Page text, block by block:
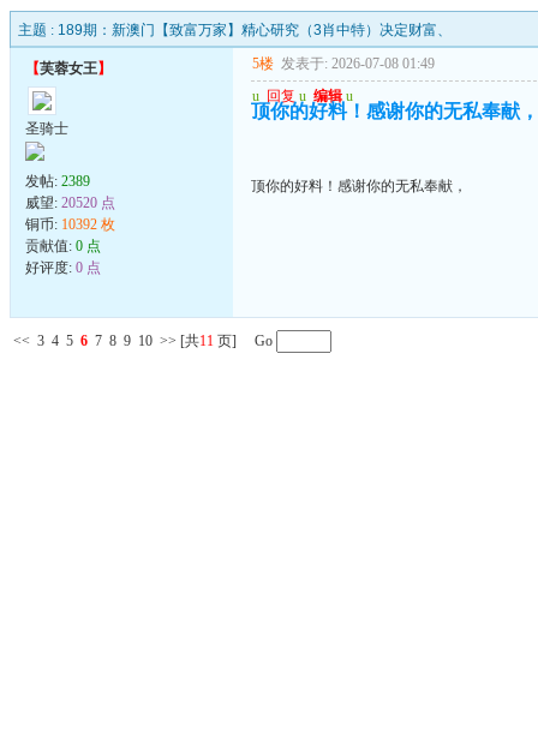
主题 : 189期：新澳门【致富万家】精心研究（3肖中特）决定财富、
【芙蓉女王】
圣骑士
发帖: 2389
威望: 20520 点
铜币: 10392 枚
贡献值: 0 点
好评度: 0 点
5楼 发表于: 2026-07-08 01:49
u 回复 u 编辑 u
顶你的好料！感谢你的无私奉献，
顶你的好料！感谢你的无私奉献，
<< 3 4 5 6 7 8 9 10 >> [共11 页] Go